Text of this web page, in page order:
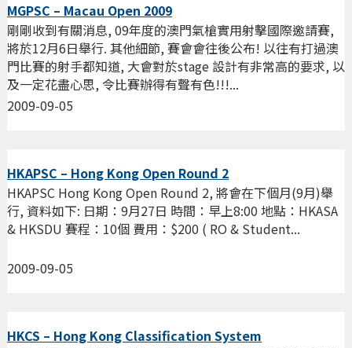
MGPSC – Macau Open 2009
2009-09-05
剛剛收到有關消息, 09年度的澳門氣槍實用射擊國際邀請賽,
將於12月6日舉行. 其他細節, 賽會會往後公布! 以往有打過澳
門比賽的射手都知道, 大會對於stage 設計有非常高的要求, 以
及一定花盡心思, 令比賽辦得有聲有色!!!...
HKAPSC – Hong Kong Open Round 2
2009-09-05
HKAPSC Hong Kong Open Round 2, 將會在下個月(9月)舉
行, 資料如下: 日期：9月27日 時間：早上8:00 地點：HKASA
& HKSDU 賽程：10個 費用：$200 ( RO & Student...
HKCS – Hong Kong Classification System